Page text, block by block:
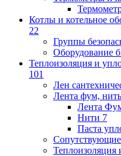
Котлы и котельное
22
Группы
Оборудование
Теплоизоляция и
101
Лен
Лента фум,
Лента
Нити 7
Паста
Сопутствующие
Теплоизоляция